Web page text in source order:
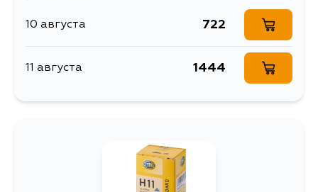
10 августа 722
11 августа 1444